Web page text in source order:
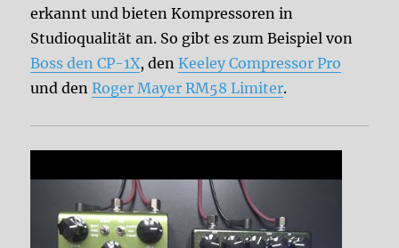
erkannt und bieten Kompressoren in
Studioqualität an. So gibt es zum Beispiel von
Boss den CP-1X, denKeeley Compressor Pro
und denRoger Mayer RM58 Limiter.